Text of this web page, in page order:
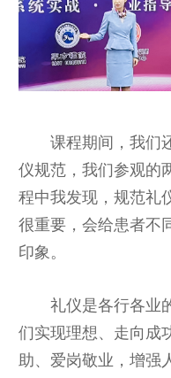
课程期间，我们
仪规范，我们参观的
程中我发现，规范礼
很重要，会给患者不
印象。
礼仪是各行各业
们实现理想、走向成
助、爱岗敬业，增强